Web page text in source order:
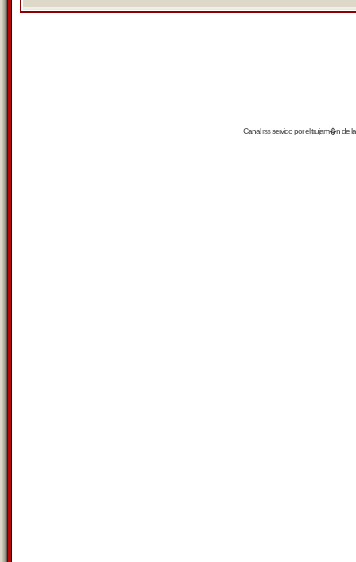
Canalrssservido por eltrujam�nde